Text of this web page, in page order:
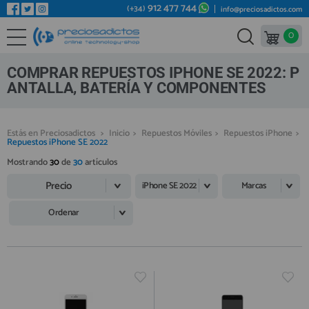
REPUESTOS MÓVILES
REPUESTOS TABLET
REPUESTOS RELOJES INTELIGENTES
REPUESTOS MACBOOK
REPUESTOS OTROS DISPOSITIVOS
REPUESTOS PORTÁTILES
HERRAMIENTAS REPARACIÓN
MÓVILES REACONDICIONADOS
Bienvenid@ otra vez
YA SOY CLIENTE
Regístrate en un momento
¿ERES NUEVO?
(+34) 912 477 744 info@preciosadictos.com
0
COMPRAR REPUESTOS IPHONE SE 2022: P
ANTALLA, BATERÍA Y COMPONENTES
Estás en Preciosadictos > Inicio > Repuestos Móviles > Repuestos iPhone >
Repuestos iPhone SE 2022
Mostrando30de30artículos
Precio iPhone SE 2022
Marcas
Ordenar